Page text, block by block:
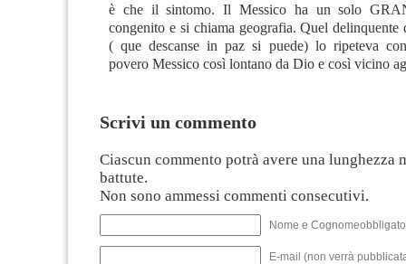
è che il sintomo. Il Messico ha un solo
congenito e si chiama geografia. Quel
( que descanse in paz si puede) lo ripeteva
povero Messico così lontano da Dio e così vicino
Scrivi un commento
Ciascun commento potrà avere una lunghezza
battute.
Non sono ammessi commenti consecutivi.
Nome e
E-mail (non verrà